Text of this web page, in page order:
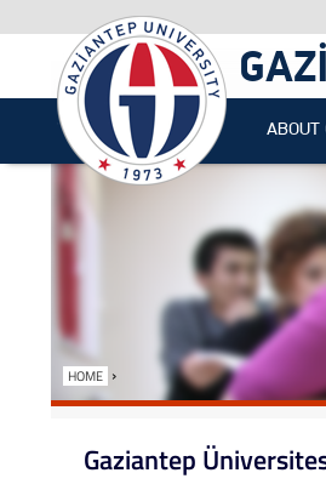
ABOUT
HOME ›
Gaziantep